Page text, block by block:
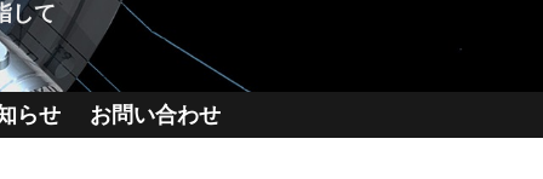
して
らせ お問い合わせ